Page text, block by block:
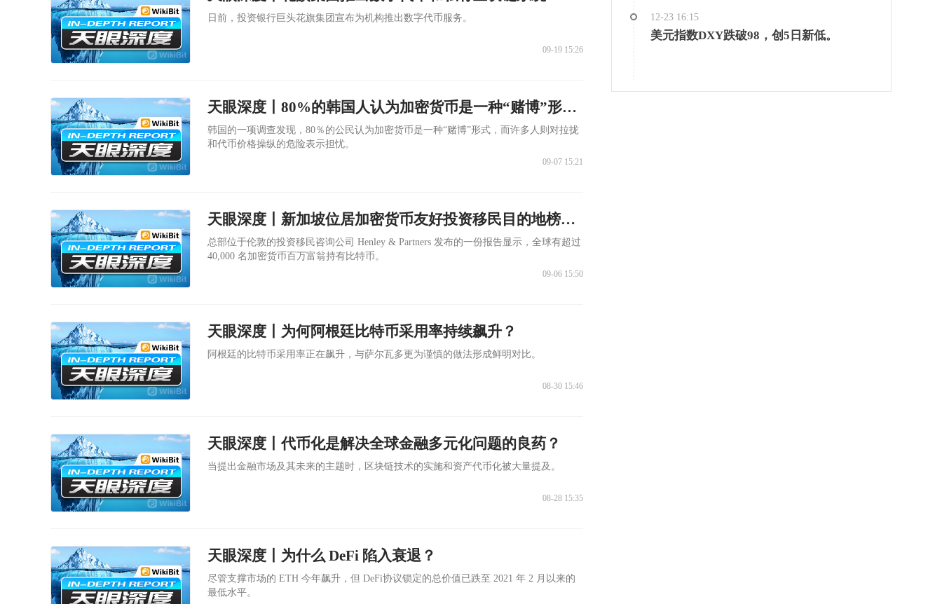
日前，投资银行巨头花旗集团宣布为机构推出数字代币服务。
09-19 15:26
天眼深度丨80%的韩国人认为加密货币是一种“赌博”形式！
韩国的一项调查发现，80％的公民认为加密货币是一种“赌博”形式，而许多人则对拉拢
和代币价格操纵的危险表示担忧。
09-07 15:21
天眼深度丨新加坡位居加密货币友好投资移民目的地榜首！
总部位于伦敦的投资移民咨询公司 Henley & Partners 发布的一份报告显示，全球有超过
40,000 名加密货币百万富翁持有比特币。
09-06 15:50
天眼深度丨为何阿根廷比特币采用率持续飙升？
阿根廷的比特币采用率正在飙升，与萨尔瓦多更为谨慎的做法形成鲜明对比。
08-30 15:46
天眼深度丨代币化是解决全球金融多元化问题的良药？
当提出金融市场及其未来的主题时，区块链技术的实施和资产代币化被大量提及。
08-28 15:35
天眼深度丨为什么 DeFi 陷入衰退？
尽管支撑市场的 ETH 今年飙升，但 DeFi协议锁定的总价值已跌至 2021 年 2 月以来的
最低水平。
为服务提供商在“榨取”价值。事实恰恰相
反：服务提供商与代币利益高度一致，而
且，相较于所维护和创造的价值，维持
提交相关法案，并将于本月内根据自治体
需求确定具体对策方针。 专家指出，基于
区块链技术的数字地方债可实现无中介快
个人直接融资工具发挥作用。
12-23 16:15
美元指数DXY跌破98，创5日新低。